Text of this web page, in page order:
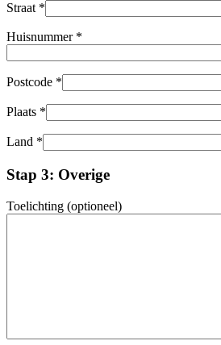
Straat *
Huisnummer *
Postcode *
Plaats *
Land *
Stap 3: Overige
Toelichting (optioneel)